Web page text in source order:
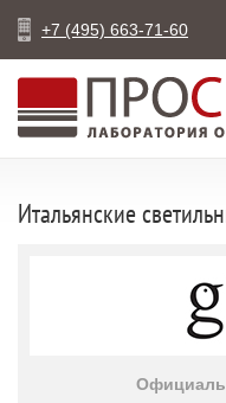
+7 (495) 663-71-60
Итальянские